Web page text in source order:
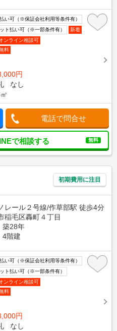
い可（※保証会社利用等条件有）
ト払い可（※一部条件有）
新着
ンライン相談可
料
円
なし
電話で問合せ
で相談する 無料
初期費用に注目
レール２号線/作草部駅 徒歩4分
稲毛区轟町４丁目
築28年
4階建
い可（※保証会社利用等条件有）
ト払い可（※一部条件有）
ンライン相談可
料
円
なし